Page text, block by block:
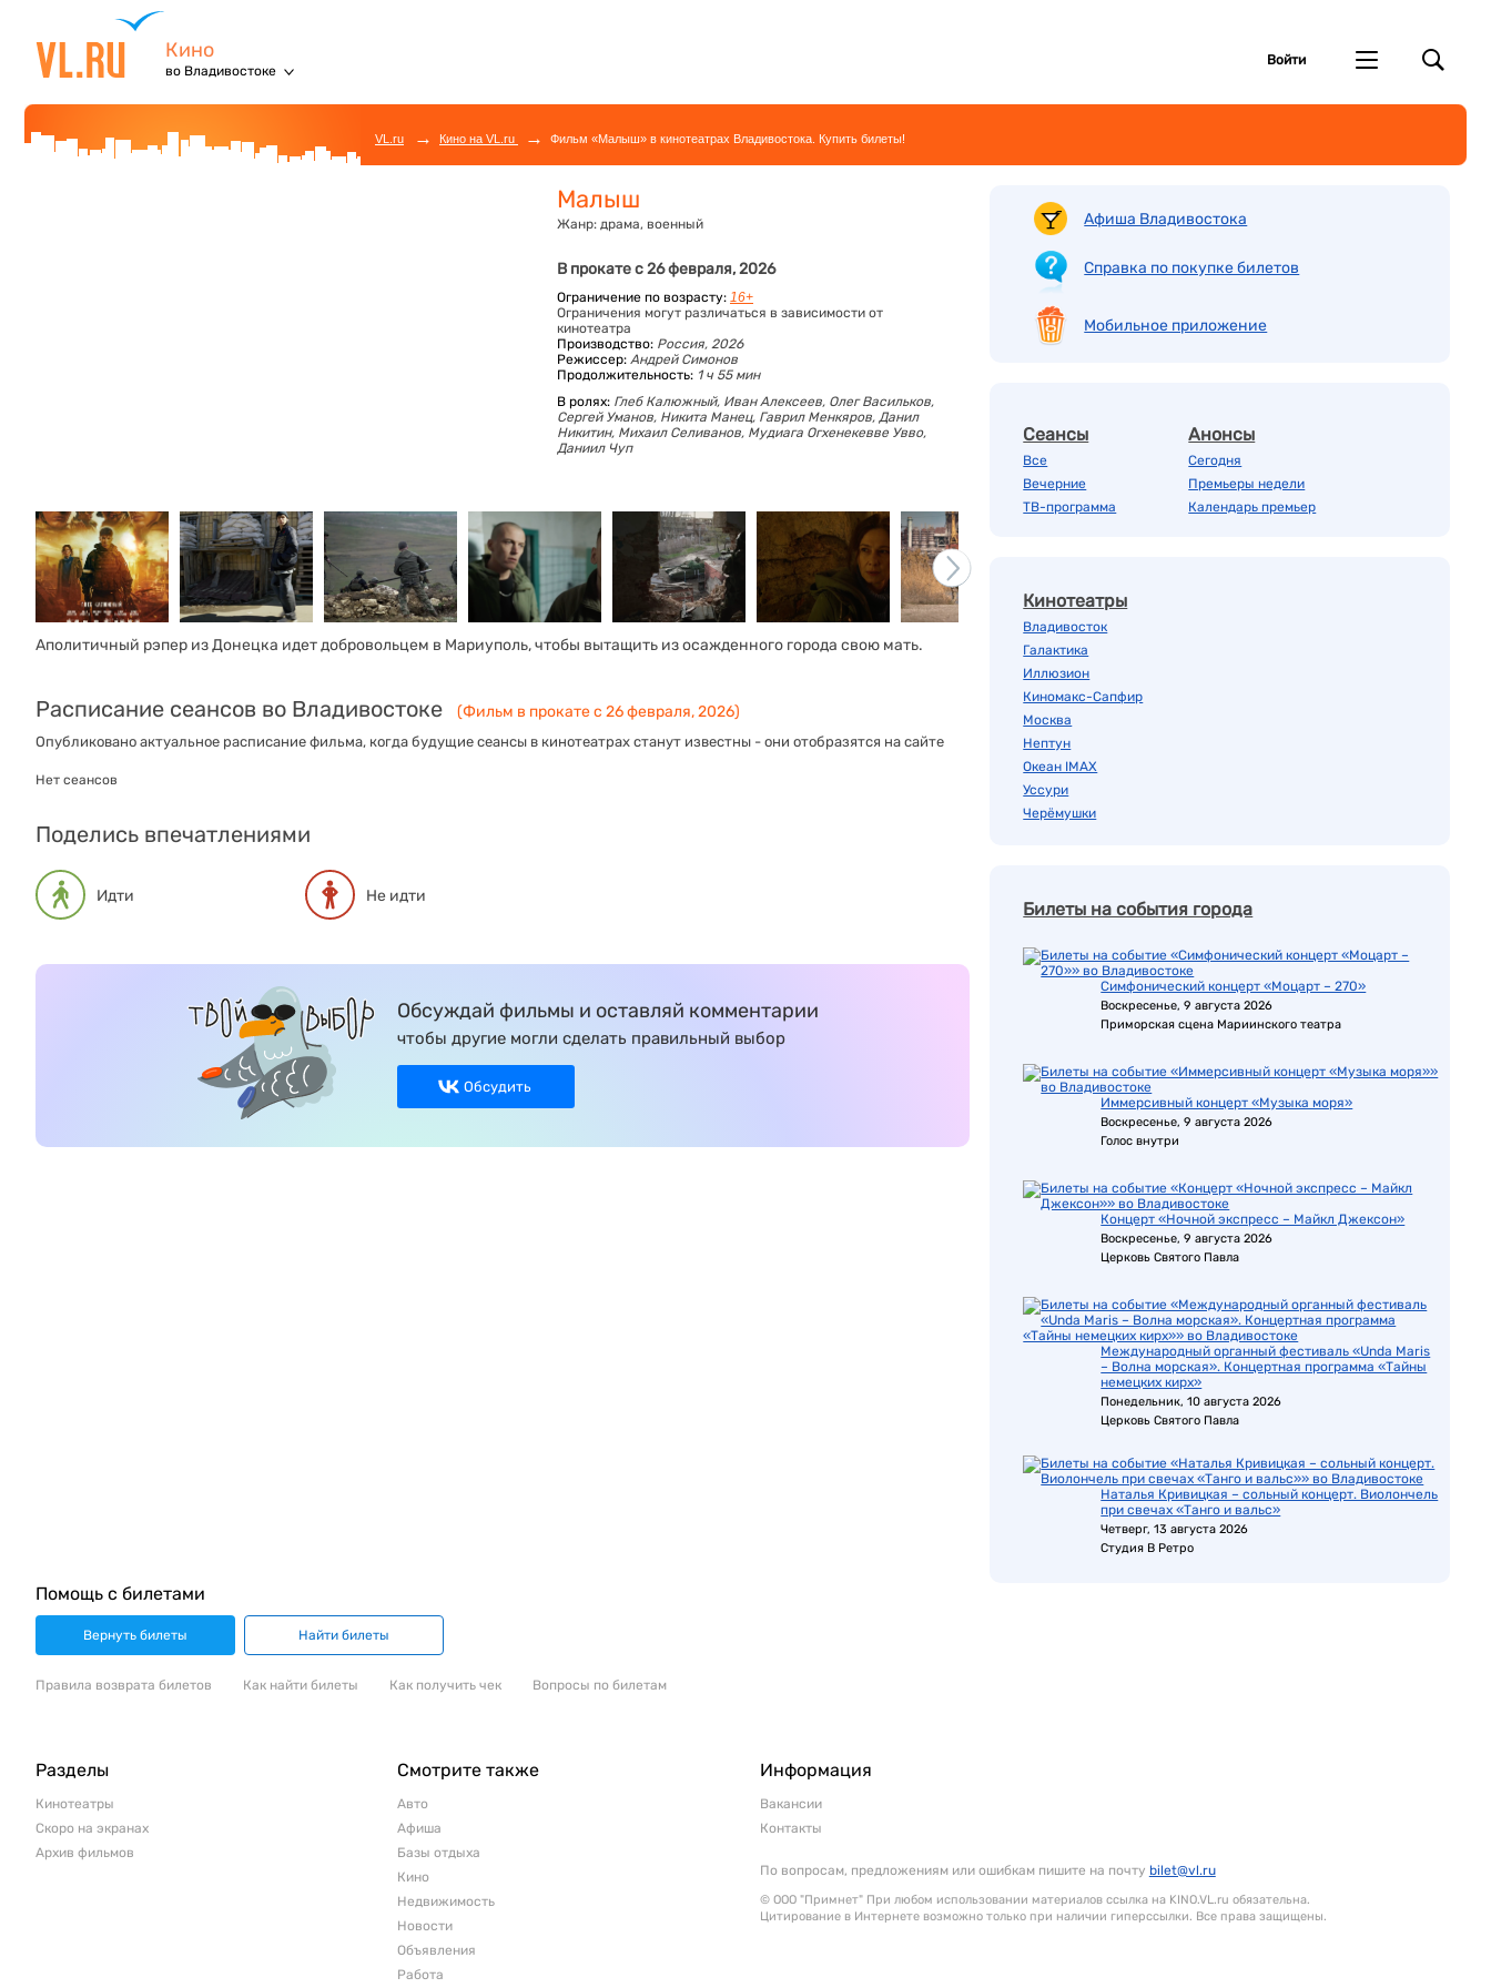
Кино
во Владивостоке
Войти
VL.ru → Кино на VL.ru → Фильм «Малыш» в кинотеатрах Владивостока. Купить билеты!
Малыш
Жанр: драма, военный
В прокате с 26 февраля, 2026
Ограничение по возрасту: 16+
Ограничения могут различаться в зависимости от
кинотеатра
Производство: Россия, 2026
Режиссер: Андрей Симонов
Продолжительность: 1 ч 55 мин
В ролях: Глеб Калюжный, Иван Алексеев, Олег Васильков,
Сергей Уманов, Никита Манец, Гаврил Менкяров, Данил
Никитин, Михаил Селиванов, Мудиага Огхенекевве Увво,
Даниил Чуп
Аполитичный рэпер из Донецка идет добровольцем в Мариуполь, чтобы вытащить из осажденного города свою мать.
Расписание сеансов во Владивостоке (Фильм в прокате с 26 февраля, 2026)
Опубликовано актуальное расписание фильма, когда будущие сеансы в кинотеатрах станут известны - они отобразятся на сайте
Нет сеансов
Поделись впечатлениями
Идти Не идти
Обсуждай фильмы и оставляй комментарии
чтобы другие могли сделать правильный выбор
Обсудить
Афиша Владивостока
Справка по покупке билетов
Мобильное приложение
Сеансы
Все
Вечерние
ТВ-программа
Анонсы
Сегодня
Премьеры недели
Календарь премьер
Кинотеатры
Владивосток
Галактика
Иллюзион
Киномакс-Сапфир
Москва
Нептун
Океан IMAX
Уссури
Черёмушки
Билеты на события города
Симфонический концерт «Моцарт – 270»
Воскресенье, 9 августа 2026
Приморская сцена Мариинского театра
Иммерсивный концерт «Музыка моря»
Воскресенье, 9 августа 2026
Голос внутри
Концерт «Ночной экспресс – Майкл Джексон»
Воскресенье, 9 августа 2026
Церковь Святого Павла
Международный органный фестиваль «Unda Maris
– Волна морская». Концертная программа «Тайны
немецких кирх»
Понедельник, 10 августа 2026
Церковь Святого Павла
Наталья Кривицкая – сольный концерт. Виолончель
при свечах «Танго и вальс»
Четверг, 13 августа 2026
Студия В Ретро
Помощь с билетами
Вернуть билеты Найти билеты
Правила возврата билетов Как найти билеты Как получить чек Вопросы по билетам
Разделы
Кинотеатры
Скоро на экранах
Архив фильмов
Смотрите также
Авто
Афиша
Базы отдыха
Кино
Недвижимость
Новости
Объявления
Работа
Информация
Вакансии
Контакты
По вопросам, предложениям или ошибкам пишите на почту bilet@vl.ru
© ООО "Примнет" При любом использовании материалов ссылка на KINO.VL.ru обязательна.
Цитирование в Интернете возможно только при наличии гиперссылки. Все права защищены.